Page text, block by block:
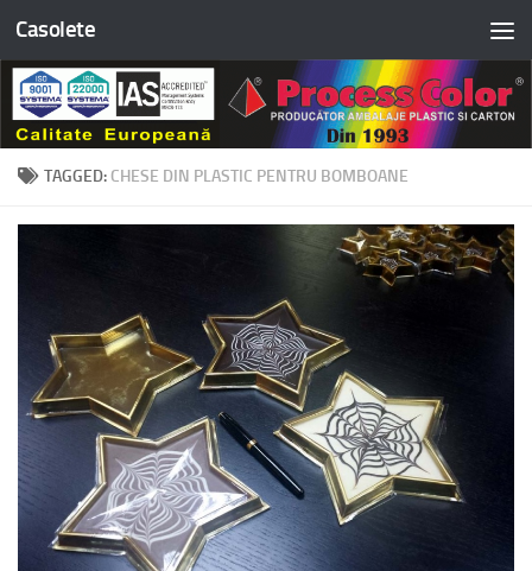
Skip to content
Casolete
TAGGED: CHESE DIN PLASTIC PENTRU BOMBOANE